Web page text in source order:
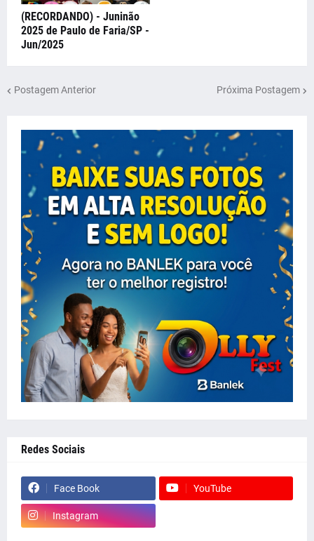
(RECORDANDO) - Juninão
2025 de Paulo de Faria/SP -
Jun/2025
Postagem Anterior Próxima Postagem
Redes Sociais
Face Book YouTube
Instagram